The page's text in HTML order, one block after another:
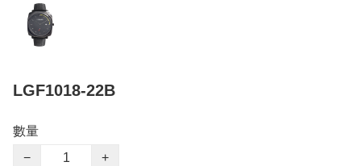
LGF1018-22B
數量
−
+